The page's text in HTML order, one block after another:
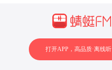
打开APP，高品质·离线听